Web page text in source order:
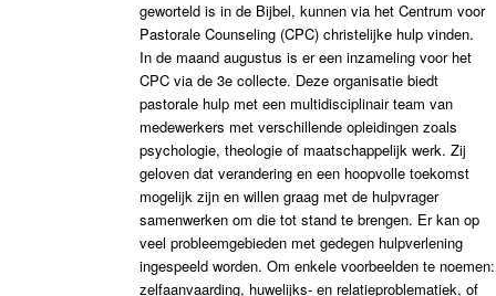
geworteld is in de Bijbel, kunnen via het Centrum voor
Pastorale Counseling (CPC) christelijke hulp vinden.
In de maand augustus is er een inzameling voor het
CPC via de 3e collecte. Deze organisatie biedt
pastorale hulp met een multidisciplinair team van
medewerkers met verschillende opleidingen zoals
psychologie, theologie of maatschappelijk werk. Zij
geloven dat verandering en een hoopvolle toekomst
mogelijk zijn en willen graag met de hulpvrager
samenwerken om die tot stand te brengen. Er kan op
veel probleemgebieden met gedegen hulpverlening
ingespeeld worden. Om enkele voorbeelden te noemen:
zelfaanvaarding, huwelijks- en relatieproblematiek, of